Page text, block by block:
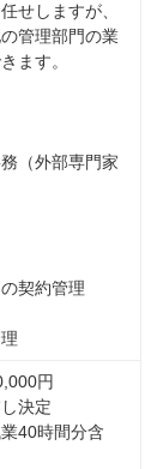
せしますが、
管理部門の業
ます。
（外部専門家
契約管理
円
決定
40時間分含